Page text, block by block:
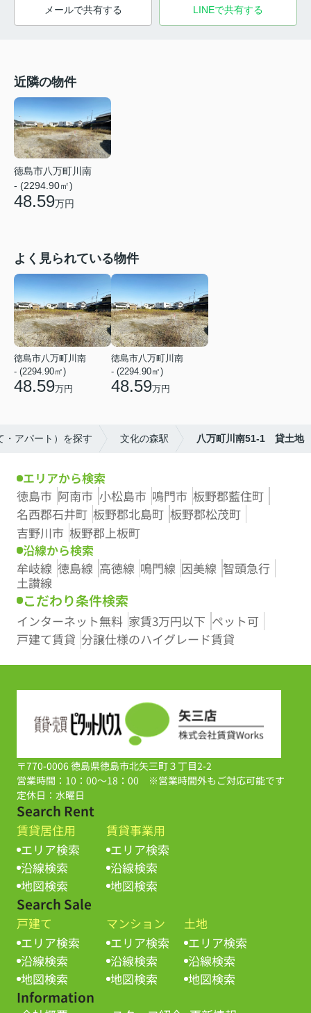
メールで共有する LINEで共有する
近隣の物件
徳島市八万町川南
- (2294.90㎡)
48.59万円
よく見られている物件
徳島市八万町川南
- (2294.90㎡)
48.59万円
徳島市八万町川南
- (2294.90㎡)
48.59万円
・アパート）を探す 文化の森駅 八万町川南51-1 貸土地
エリアから検索
徳島市 阿南市 小松島市 鳴門市 板野郡藍住町
名西郡石井町 板野郡北島町 板野郡松茂町
吉野川市 板野郡上板町
沿線から検索
牟岐線 徳島線 高徳線 鳴門線 因美線 智頭急行
土讃線
こだわり条件検索
インターネット無料 家賃3万円以下 ペット可
戸建て賃貸 分譲仕様のハイグレード賃貸
〒770-0006 徳島県徳島市北矢三町３丁目2-2
営業時間：10：00～18：00 ※営業時間外もご対応可能です
定休日：水曜日
Search Rent
賃貸居住用
エリア検索
沿線検索
地図検索
賃貸事業用
エリア検索
沿線検索
地図検索
Search Sale
戸建て
エリア検索
沿線検索
地図検索
マンション
エリア検索
沿線検索
地図検索
土地
エリア検索
沿線検索
地図検索
Information